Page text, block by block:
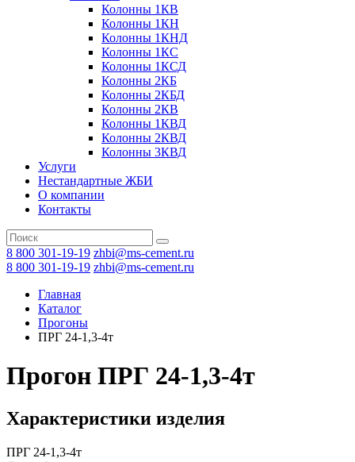
Колонны 1КВ
Колонны 1КН
Колонны 1КНД
Колонны 1КС
Колонны 1КСД
Колонны 2КБ
Колонны 2КБД
Колонны 2КВ
Колонны 1КВД
Колонны 2КВД
Колонны 3КВД
Услуги
Нестандартные ЖБИ
О компании
Контакты
8 800 301-19-19 zhbi@ms-cement.ru
8 800 301-19-19 zhbi@ms-cement.ru
Главная
Каталог
Прогоны
ПРГ 24-1,3-4т
Прогон ПРГ 24-1,3-4т
Характеристики изделия
ПРГ 24-1,3-4т